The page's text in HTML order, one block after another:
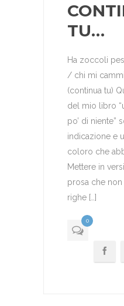
TU…
Ha zoccoli
/ chi mi
(continua tu)
del mio libro
po’ di niente”
indicazione e
coloro che
Mettere in
prosa che
righe […]
0